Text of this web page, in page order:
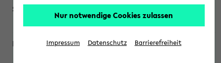
WiSe 2026/2027
Nur notwendige Cookies zulassen
Impressum Datenschutz Barrierefreiheit